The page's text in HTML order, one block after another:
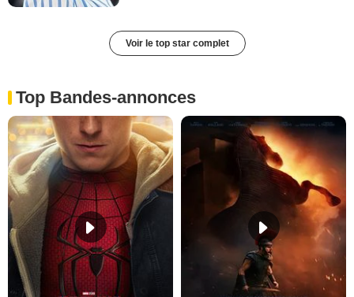
Voir le top star complet
Top Bandes-annonces